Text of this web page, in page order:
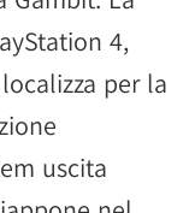
4,
per la
uscita